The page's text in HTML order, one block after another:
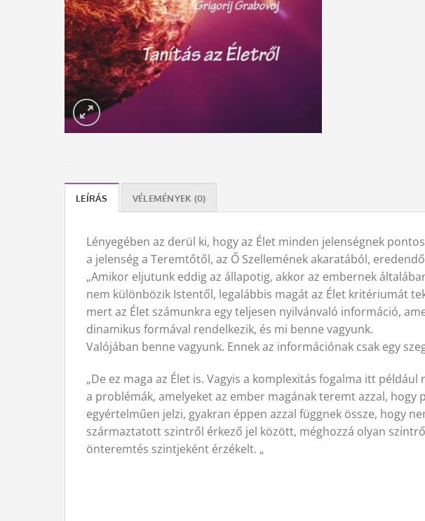
LEÍRÁS VÉLEMÉNYEK (0)
Lényegében az derül ki, hogy az Élet minden jelenségnek
a jelenség a Teremtőtől, az Ő Szellemének akaratából,
„Amikor eljutunk eddig az állapotig, akkor az embernek
nem különbözik Istentől, legalábbis magát az Élet kritériumát
mert az Élet számunkra egy teljesen nyilvánvaló információ,
dinamikus formával rendelkezik, és mi benne vagyunk.
Valójában benne vagyunk. Ennek az információnak csak egy
„De ez maga az Élet is. Vagyis a komplexitás fogalma itt
a problémák, amelyeket az ember magának teremt azzal, hogy
egyértelműen jelzi, gyakran éppen azzal függnek össze, hogy
származtatott szintről érkező jel között, méghozzá olyan
önteremtés szintjeként érzékelt. „